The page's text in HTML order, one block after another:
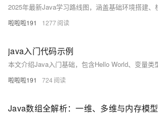
啦啦啦191 1277
java入门代码示例
啦啦啦191 724
Java数组全解析：一维、多维与内存模型